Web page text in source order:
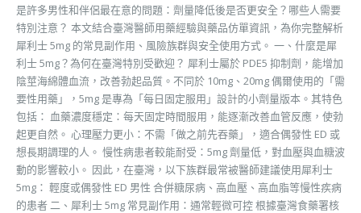
是許多男性和伴侶最在意的問題：劑量降低後是否更安全？哪些人需要
特別注意？ 本文結合臺灣醫師用藥經驗與藥品仿單資訊，為你完整解析
犀利士 5mg 的常見副作用、風險族群與安全使用方式。 一、什麼是犀
利士 5mg？為何在臺灣特別受歡迎？ 犀利士屬於 PDE5 抑制劑，能增加
陰莖海綿體血流，改善勃起品質。不同於 10mg、20mg 偶爾使用的「需
要性用藥」，5mg 是專為「每日固定服用」設計的小劑量版本。其特色
包括： 血藥濃度穩定：每天固定時間服用，能逐漸改善血管反應，使勃
起更自然。 心理壓力更小：不需「做之前先吞藥」，適合偶發性 ED 或
想長期調理的人。 慢性病患者較能耐受：5mg 劑量低，對血壓與血糖波
動的影響較小。 因此，在臺灣，以下族群最常被醫師建議使用犀利士
5mg： 輕度或偶發性 ED 男性 合併糖尿病、高血壓、高血脂等慢性疾病
的患者 二、犀利士 5mg 常見副作用：通常輕微可控 根據臺灣食藥署核